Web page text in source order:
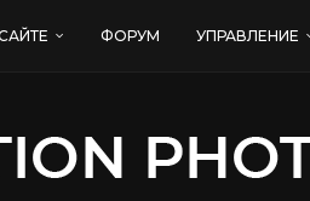
ФОРУМ УПРАВЛЕНИЕ